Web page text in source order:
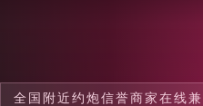
全国附近约炮信誉商家在线兼